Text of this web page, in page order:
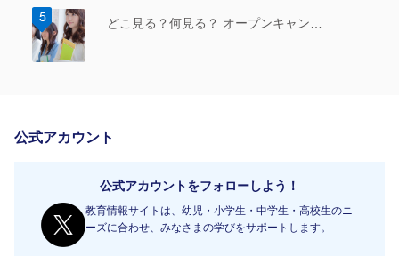
どこ見る？何見る？ オープンキャン…
公式アカウント
公式アカウントをフォローしよう！
教育情報サイトは、幼児・小学生・中学生・高校生のニ
ーズに合わせ、みなさまの学びをサポートします。